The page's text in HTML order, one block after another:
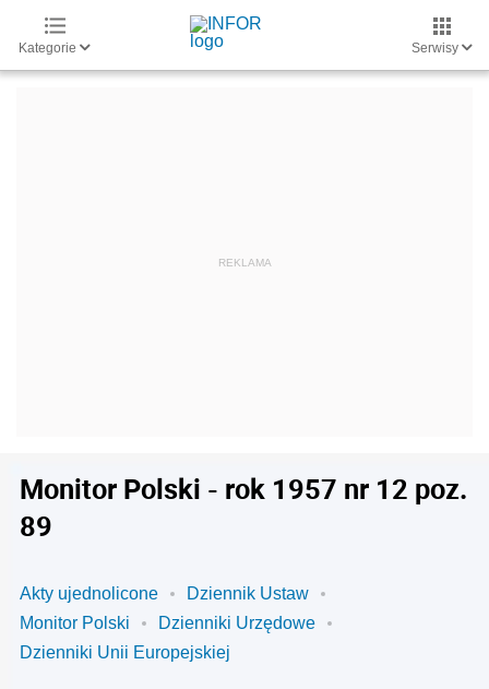
Kategorie Serwisy
Monitor Polski - rok 1957 nr 12 poz.
89
Akty ujednolicone
Dziennik Ustaw
Monitor Polski
Dzienniki Urzędowe
Dzienniki Unii Europejskiej